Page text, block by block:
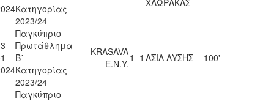
Κατηγορίας
2023/24
Παγκύπριο
Πρωτάθλημα
Β΄
Κατηγορίας
2023/24
KRASAVA
Ε.Ν.Y. 1 1 ΑΣΙΛ ΛΥΣΗΣ 100'
Παγκύπριο